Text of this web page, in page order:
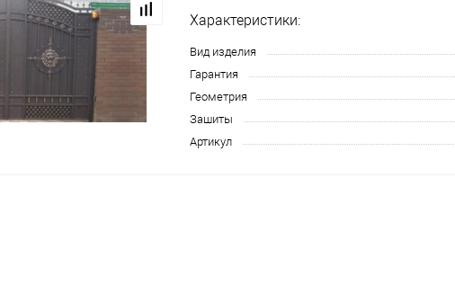
Характеристики:
Вид изделия
Гарантия
Геометрия
Зашиты
Артикул